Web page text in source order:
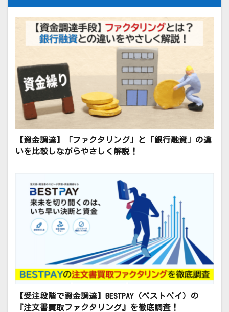
【資金調達】「ファクタリング」と「銀行融資」の違
いを比較しながらやさしく解説！
【受注段階で資金調達】BESTPAY（ベストペイ）の
『注文書買取ファクタリング』を徹底調査！